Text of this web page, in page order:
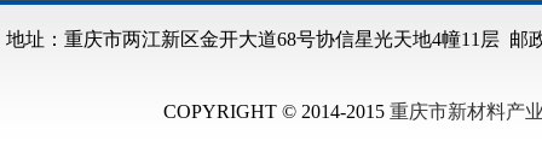
地址：重庆市两江新区金开大道68号协信星光天地4幢11层 邮
COPYRIGHT © 2014-2015重庆市新材料产